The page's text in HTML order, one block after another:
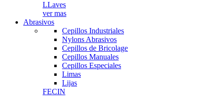
LLaves
ver mas
Abrasivos
Cepillos Industriales
Nylons Abrasivos
Cepillos de Bricolage
Cepillos Manuales
Cepillos Especiales
Limas
Lijas
FECIN